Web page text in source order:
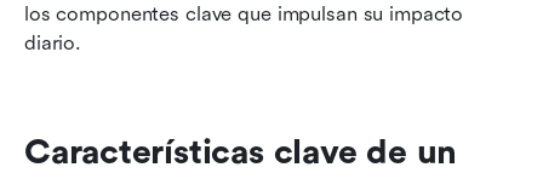
los componentes clave que impulsan su impacto
diario.
Características clave de un